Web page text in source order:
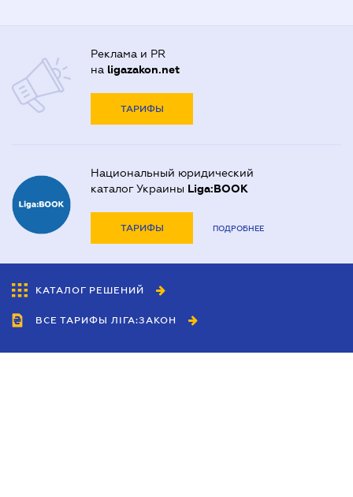
Реклама и PR
на ligazakon.net
ТАРИФЫ
Национальный юридический
каталог Украины Liga:BOOK
ТАРИФЫ ПОДРОБНЕЕ
КАТАЛОГ РЕШЕНИЙ
ВСЕ ТАРИФЫ ЛІГА:ЗАКОН